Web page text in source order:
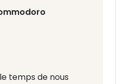
temps de nous